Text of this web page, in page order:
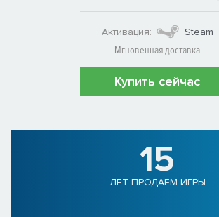
Активация:
Steam
Мгновенная доставка
Купить сейчас
15
ЛЕТ ПРОДАЕМ ИГРЫ